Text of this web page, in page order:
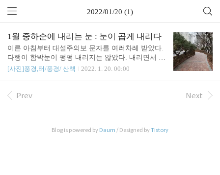
2022/01/20 (1)
1월 중하순에 내리는 눈 : 눈이 곱게 내리다
이른 아침부터 대설주의보 문자를 여러차례 받았다.
다행이 함박눈이 펑펑 내리지는 않았다. 내리면서 녹
고 있다. 곱게 눈 내리는 모습을 담아봤다. https://yout
[사진]풍경,터/풍경/ 산책 2022. 1. 20. 00:00
Prev Next
Blog is powered by Daum / Designed byTistory